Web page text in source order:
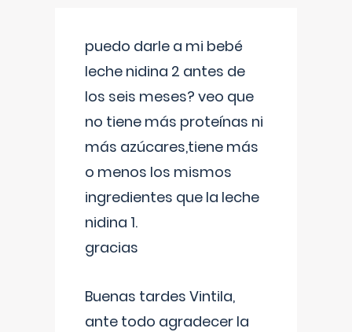
puedo darle a mi bebé
leche nidina 2 antes de
los seis meses? veo que
no tiene más proteínas ni
más azúcares,tiene más
o menos los mismos
ingredientes que la leche
nidina 1.
gracias
Buenas tardes Vintila,
ante todo agradecer la